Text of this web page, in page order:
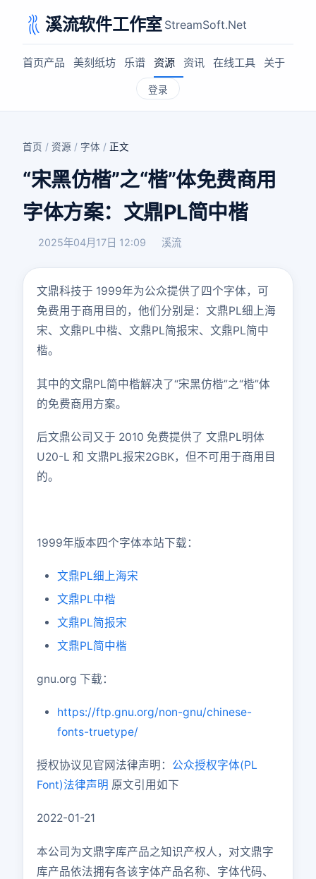
溪流软件工作室 StreamSoft.Net
首页产品 美刻纸坊 乐谱 资源 资讯 在线工具 关于
登录
首页 / 资源 / 字体 / 正文
“宋黑仿楷”之“楷”体免费商用
字体方案：文鼎PL简中楷
2025年04月17日 12:09 溪流
文鼎科技于 1999年为公众提供了四个字体，可
免费用于商用目的，他们分别是：文鼎PL细上海
宋、文鼎PL中楷、文鼎PL简报宋、文鼎PL简中
楷。
其中的文鼎PL简中楷解决了“宋黑仿楷”之“楷”体
的免费商用方案。
后文鼎公司又于 2010 免费提供了 文鼎PL明体
U20-L 和 文鼎PL报宋2GBK，但不可用于商用目
的。
1999年版本四个字体本站下载：
文鼎PL细上海宋
文鼎PL中楷
文鼎PL简报宋
文鼎PL简中楷
gnu.org 下载：
https://ftp.gnu.org/non-gnu/chinese-
fonts-truetype/
授权协议见官网法律声明： 公众授权字体(PL
Font)法律声明 原文引用如下
2022-01-21
本公司为文鼎字库产品之知识产权人，对文鼎字
库产品依法拥有各该字体产品名称、字体代码、